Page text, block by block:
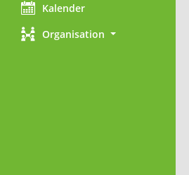
Kalender
Organisation